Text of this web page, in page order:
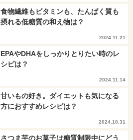
食物繊維もビタミンも、たんぱく質も
摂れる低糖質の和え物は？
2024.11.21
EPAやDHAをしっかりとりたい時のレ
シピは？
2024.11.14
甘いもの好き。ダイエットも気になる
方におすすめレシピは？
2024.10.31
さつま芋のお菓子は糖質制限中にどう